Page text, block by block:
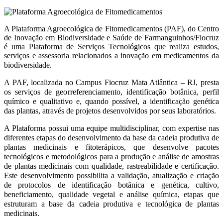
A Plataforma Agroecológica de Fitomedicamentos (PAF), do Centro
de Inovação em Biodiversidade e Saúde de Farmanguinhos/Fiocruz
é uma Plataforma de Serviços Tecnológicos que realiza estudos,
serviços e assessoria relacionados a inovação em medicamentos da
biodiversidade.
A PAF,localizada no Campus Fiocruz Mata Atlântica – RJ, presta
os serviços de georreferenciamento, identificação botânica, perfil
químico e qualitativo e, quando possível, a identificação genética
das plantas, através de projetos desenvolvidos por seus laboratórios.
A Plataforma possui uma equipe multidisciplinar, com expertise nas
diferentes etapas do desenvolvimento da base da cadeia produtiva de
plantas medicinais e fitoterápicos, que desenvolve pacotes
tecnológicos e metodológicos para a produção e análise de amostras
de plantas medicinais com qualidade, rastreabilidade e certificação.
Este desenvolvimento possibilita a validação, atualização e criação
de protocolos de identificação botânica e genética, cultivo,
beneficiamento, qualidade vegetal e análise química, etapas que
estruturam a base da cadeia produtiva e tecnológica de plantas
medicinais.